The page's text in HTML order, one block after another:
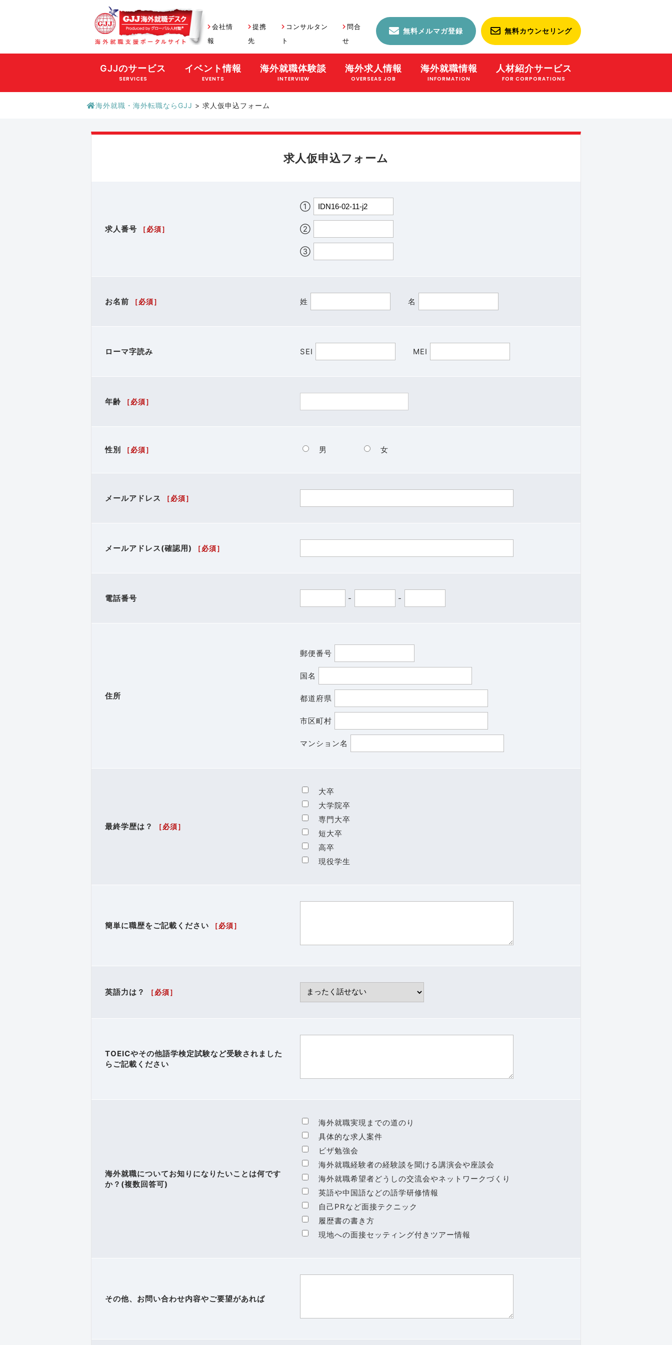
会社情
報
提携
先
コンサルタン
ト
問合
せ
無料メルマガ登録 無料カウンセリング
GJJのサービス
SERVICES
イベント情報
EVENTS
海外就職体験談
INTERVIEW
海外求人情報
OVERSEAS JOB
海外就職情報
INFORMATION
人材紹介サービス
FOR CORPORATIONS
海外就職・海外転職ならGJJ > 求人仮申込フォーム
求人仮申込フォーム
求人番号 ［必須］
①
②
③
お名前 ［必須］ 姓 名
ローマ字読み SEI MEI
年齢 ［必須］
性別 ［必須］ 男 女
メールアドレス ［必須］
メールアドレス(確認用) ［必須］
電話番号 - -
住所
郵便番号
国名
都道府県
市区町村
マンション名
最終学歴は？ ［必須］
大卒
大学院卒
専門大卒
短大卒
高卒
現役学生
簡単に職歴をご記載ください ［必須］
英語力は？ ［必須］
TOEICやその他語学検定試験など受験されました
らご記載ください
海外就職についてお知りになりたいことは何です
か？(複数回答可)
海外就職実現までの道のり
具体的な求人案件
ビザ勉強会
海外就職経験者の経験談を聞ける講演会や座談会
海外就職希望者どうしの交流会やネットワークづくり
英語や中国語などの語学研修情報
自己PRなど面接テクニック
履歴書の書き方
現地への面接セッティング付きツアー情報
その他、お問い合わせ内容やご要望があれば